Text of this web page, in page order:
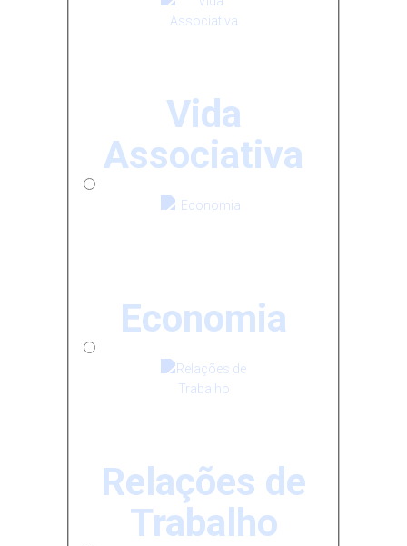
Vida
Associativa
Economia
Relações de
Trabalho